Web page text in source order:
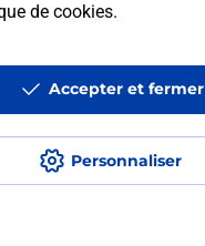
de cookies.
Personnaliser
Accepter et fermer
conforme